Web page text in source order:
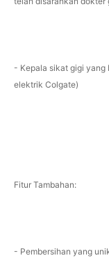
- Kepala sikat gigi yang
elektrik Colgate)
Fitur Tambahan:
- Pembersihan yang